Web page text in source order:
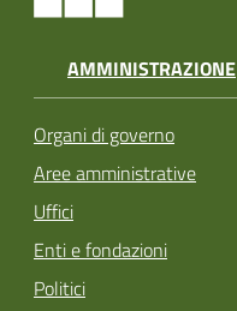
AMMINISTRAZIONE
Organi di governo
Aree amministrative
Uffici
Enti e fondazioni
Politici